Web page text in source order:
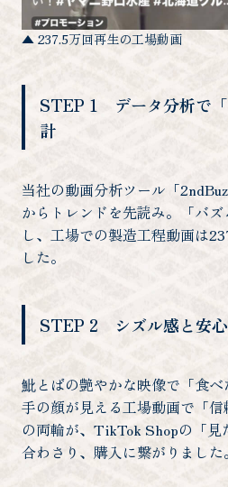
▲ 237.5万回再生の工場動画
STEP 1 データ分析で
計
当社の動画分析ツール「
からトレンドを先読み。「バ
し、工場での製造工程動画は
した。
STEP 2 シズル感と安
魮とばの艶やかな映像で「食
手の顔が見える工場動画で「
の両輪が、TikTok Shopの「見
合わさり、購入に繋がりました。